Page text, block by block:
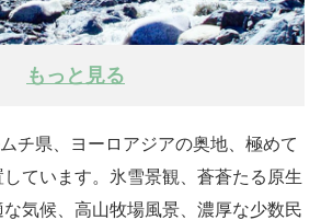
もっと見る
チ県、ヨーロアジアの奥地、極めて
ています。氷雪景観、蒼蒼たる原生
気候、高山牧場風景、濃厚な少数民